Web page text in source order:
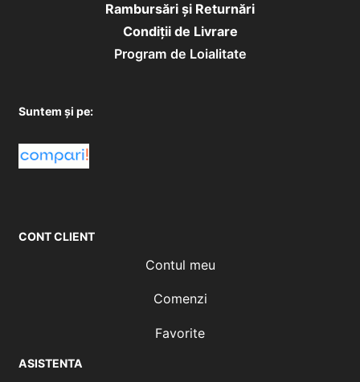
Rambursări și Returnări
Condiţii de Livrare
Program de Loialitate
Suntem și pe:
CONT CLIENT
Contul meu
Comenzi
Favorite
ASISTENTA